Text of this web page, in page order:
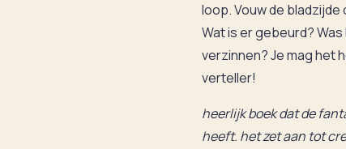
loop. Vouw de
Wat is er gebeurd?
verzinnen? Je mag het
verteller!
heerlijk boek dat de
heeft. het zet aan tot